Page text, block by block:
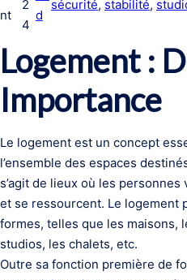
nt
2
4
d
sécurité, stabilité,
Logement :
Importance
Le logement est un concept
l’ensemble des espaces
s’agit de lieux où les
et se ressourcent. Le logement
formes, telles que les maisons,
studios, les chalets, etc.
Outre sa fonction première de